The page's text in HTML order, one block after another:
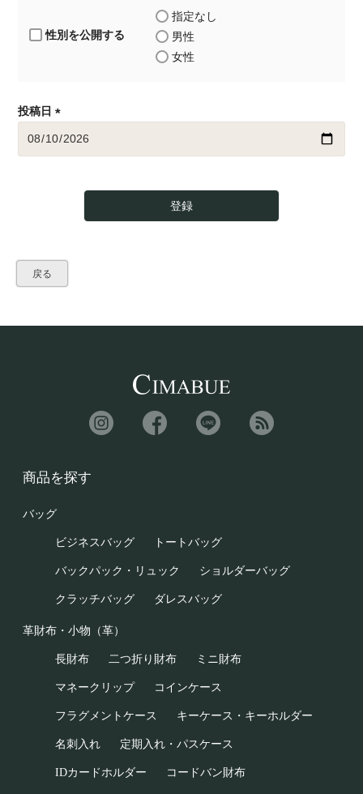
性別を公開する
指定なし
男性
女性
投稿日
(
必
登録
戻る
商品を探す
バッグ
ビジネスバッグ トートバッグ
バックパック・リュック ショルダーバッグ
クラッチバッグ ダレスバッグ
革財布・小物（革）
長財布 二つ折り財布 ミニ財布
マネークリップ コインケース
フラグメントケース キーケース・キーホルダー
名刺入れ 定期入れ・パスケース
IDカードホルダー コードバン財布